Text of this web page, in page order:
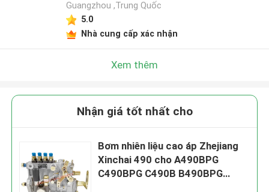
Guangzhou ,Trung Quốc
5.0
Nhà cung cấp xác nhận
Xem thêm
Nhận giá tốt nhất cho
Bơm nhiên liệu cao áp Zhejiang
Xinchai 490 cho A490BPG
C490BPG C490B B490BPG